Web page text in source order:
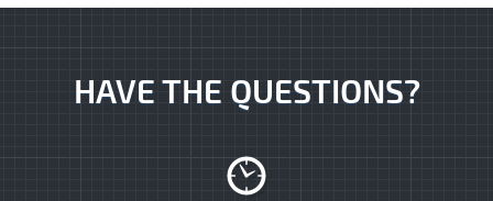
HAVE THE QUESTIONS?